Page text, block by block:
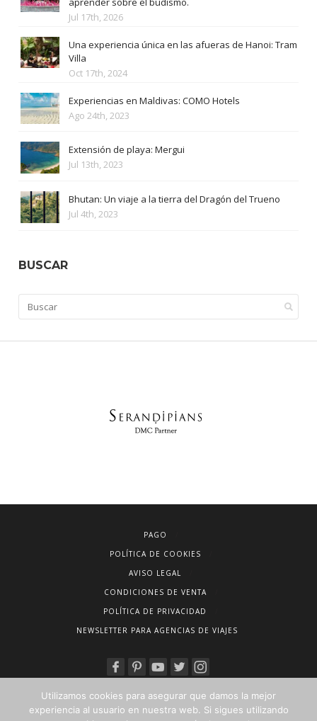
Jul 17th, 2026
Una experiencia única en las afueras de Hanoi: Tram
Villa
Oct 17th, 2024
Experiencias en Maldivas: COMO Hotels
Ago 24th, 2023
Extensión de playa: Mergui
Jul 13th, 2023
Bhutan: Un viaje a la tierra del Dragón del Trueno
Jul 4th, 2023
BUSCAR
PAGO
POLÍTICA DE COOKIES
AVISO LEGAL
CONDICIONES DE VENTA
POLÍTICA DE PRIVACIDAD
NEWSLETTER PARA AGENCIAS DE VIAJES
Utilizamos cookies para asegurar que damos la mejor
experiencia al usuario en nuestra web. Si sigues utilizando